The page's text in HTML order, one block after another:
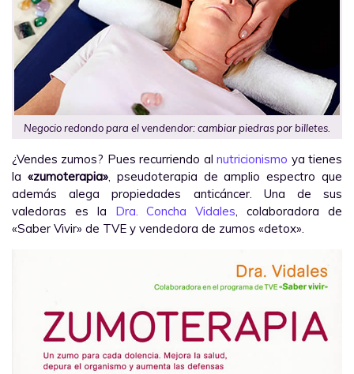
Negocio redondo para el vendendor: cambiar piedras por billetes.
¿Vendes zumos? Pues recurriendo alnutricionismo ya tienes
la «zumoterapia», pseudoterapia de amplio espectro que
además alega propiedades anticáncer. Una de sus
valedoras es la Dra. Concha Vidales, colaboradora de
«Saber Vivir» de TVE y vendedora de zumos «detox».